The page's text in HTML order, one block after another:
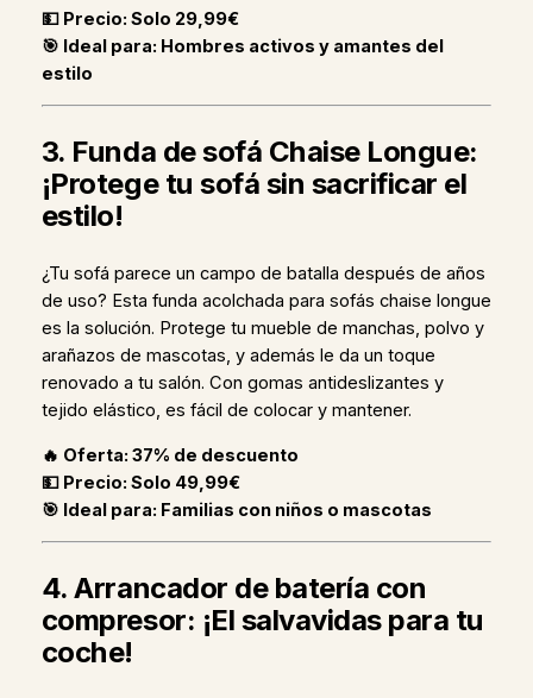
💵 Precio: Solo 29,99€
🎯 Ideal para: Hombres activos y amantes del
estilo
3. Funda de sofá Chaise Longue:
¡Protege tu sofá sin sacrificar el
estilo!
¿Tu sofá parece un campo de batalla después de años
de uso? Esta funda acolchada para sofás chaise longue
es la solución. Protege tu mueble de manchas, polvo y
arañazos de mascotas, y además le da un toque
renovado a tu salón. Con gomas antideslizantes y
tejido elástico, es fácil de colocar y mantener.
🔥 Oferta: 37% de descuento
💵 Precio: Solo 49,99€
🎯 Ideal para: Familias con niños o mascotas
4. Arrancador de batería con
compresor: ¡El salvavidas para tu
coche!